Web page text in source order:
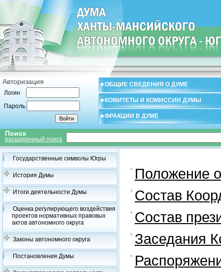
Авторизация
Логин
Пароль
ОБЩИЕ СВЕДЕНИЯ О ДУМЕ
КОМИТЕТЫ И КОМИССИИ ДУМЫ
ФРАКЦИИ В ДУМЕ
Поиск
расширенный поиск
Государственные символы Югры
История Думы
Итоги деятельности Думы
Оценка регулирующего воздействия
проектов нормативных правовых
актов автономного округа
Законы автономного округа
Постановления Думы
Положение
Состав
Состав
Заседания